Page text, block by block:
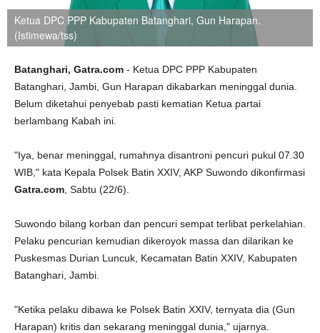
Ketua DPC PPP Kabupaten Batanghari, Gun Harapan.
(Istimewa/tss)
Batanghari, Gatra.com - Ketua DPC PPP Kabupaten
Batanghari, Jambi, Gun Harapan dikabarkan meninggal dunia.
Belum diketahui penyebab pasti kematian Ketua partai
berlambang Kabah ini.
"Iya, benar meninggal, rumahnya disantroni pencuri pukul 07.30
WIB," kata Kepala Polsek Batin XXIV, AKP Suwondo dikonfirmasi
Gatra.com , Sabtu (22/6).
Suwondo bilang korban dan pencuri sempat terlibat perkelahian.
Pelaku pencurian kemudian dikeroyok massa dan dilarikan ke
Puskesmas Durian Luncuk, Kecamatan Batin XXIV, Kabupaten
Batanghari, Jambi.
"Ketika pelaku dibawa ke Polsek Batin XXIV, ternyata dia (Gun
Harapan) kritis dan sekarang meninggal dunia," ujarnya.